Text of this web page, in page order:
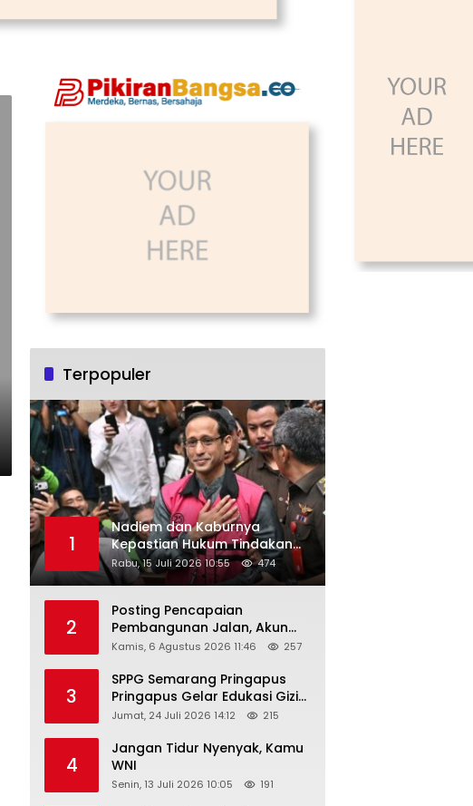
Terpopuler
1
Nadiem dan Kaburnya
Kepastian Hukum Tindakan
Pejabat Publik
Rabu, 15 Juli 2026 10:55 474
2
Posting Pencapaian
Pembangunan Jalan, Akun
Facebook Pemerintah
“Dirujak” Warganet
Kamis, 6 Agustus 2026 11:46 257
3
SPPG Semarang Pringapus
Pringapus Gelar Edukasi Gizi
di PAUD Bina Balita Peringati
Jumat, 24 Juli 2026 14:12 215
4
Jangan Tidur Nyenyak, Kamu
WNI
Senin, 13 Juli 2026 10:05 191